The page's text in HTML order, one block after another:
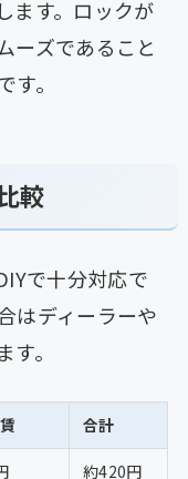
ます。ロックが
ーズであること
。
較
で十分対応で
はディーラーや
。
合計
約420円